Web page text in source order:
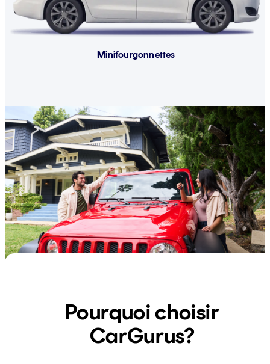
Minifourgonnettes
Pourquoi choisir
CarGurus?